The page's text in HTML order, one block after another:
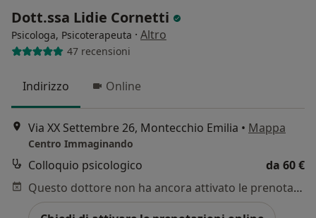
Dott.ssa Lidie Cornetti
Psicologa, Psicoterapeuta · Altro
47 recensioni
Indirizzo Online
Via XX Settembre 26, Montecchio Emilia • Mappa
Centro Immaginando
Colloquio psicologico
da 60 €
Questo dottore non ha ancora attivato le prenotazioni online presso questo indirizzo.